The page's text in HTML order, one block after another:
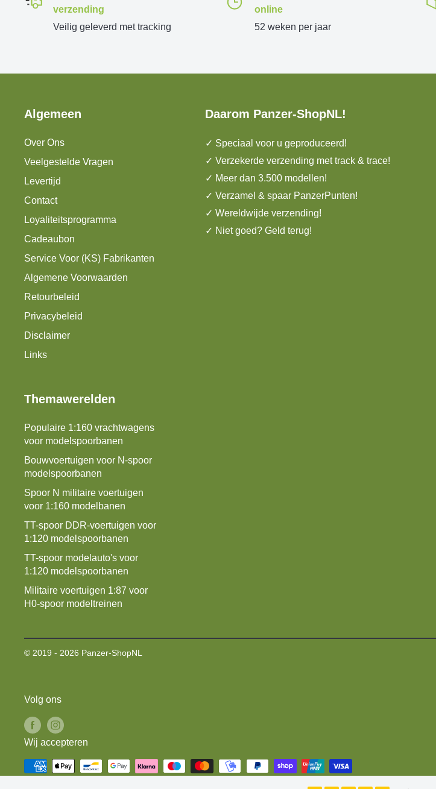
verzending
Veilig geleverd met tracking
online
52 weken per jaar
Algemeen
Over Ons
Veelgestelde Vragen
Levertijd
Contact
Loyaliteitsprogramma
Cadeaubon
Service Voor (KS) Fabrikanten
Algemene Voorwaarden
Retourbeleid
Privacybeleid
Disclaimer
Links
Daarom Panzer-ShopNL!
✓ Speciaal voor u geproduceerd!
✓ Verzekerde verzending met track & trace!
✓ Meer dan 3.500 modellen!
✓ Verzamel & spaar PanzerPunten!
✓ Wereldwijde verzending!
✓ Niet goed? Geld terug!
Themawerelden
Populaire 1:160 vrachtwagens
voor modelspoorbanen
Bouwvoertuigen voor N-spoor
modelspoorbanen
Spoor N militaire voertuigen
voor 1:160 modelbanen
TT-spoor DDR-voertuigen voor
1:120 modelspoorbanen
TT-spoor modelauto's voor
1:120 modelspoorbanen
Militaire voertuigen 1:87 voor
H0-spoor modeltreinen
© 2019 - 2026 Panzer-ShopNL
Volg ons
Wij accepteren